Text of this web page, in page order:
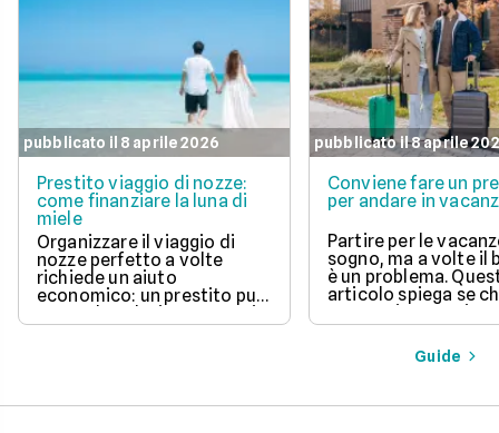
pubblicato il 8 aprile 2026
Prestito viaggio di nozze:
come finanziare la luna di
miele
Organizzare il viaggio di
nozze perfetto a volte
richiede un aiuto
economico: un prestito può
essere la soluzione. Scopri
come funziona, quali tipi ci
pubblicato il 8 aprile
Conviene fare un
per andare in
Partire per le
sogno, ma a volte il
è un problema.
articolo spiega se
un prestito per
una buona idea,
vantaggi come la
di partire subito e
pagare. Scopri
Guide